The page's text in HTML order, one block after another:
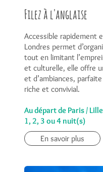
Filez à l'anglaise
Accessible rapidement
Londres permet
tout en limitant
et culturelle, elle offre
et d’ambiances,
riche et convivial.
Au départ de Paris / Lille
1, 2, 3 ou 4 nuit(s)
En savoir plus